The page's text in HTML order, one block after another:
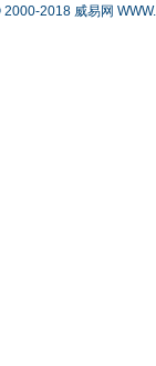
2018 威易网 WWW.